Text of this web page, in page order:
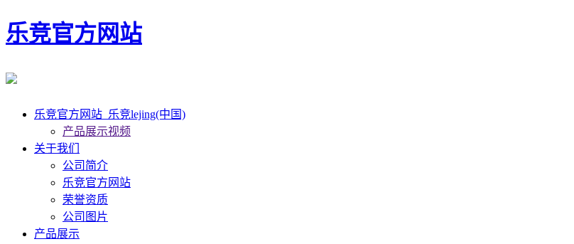
乐竞官方网站
乐竞官方网站_乐竞lejing(中国)
产品展示视频
关于我们
公司简介
乐竞官方网站
荣誉资质
公司图片
产品展示